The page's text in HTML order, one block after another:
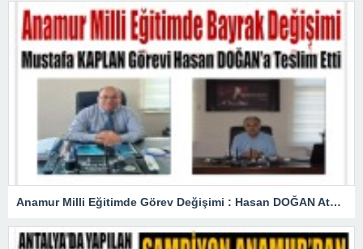
Anamur Milli Eğitimde Görev Değişimi : Hasan DOĞAN Atandı